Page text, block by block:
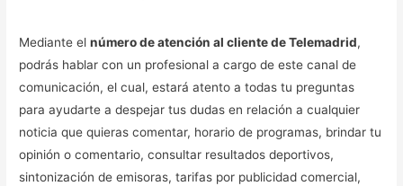
Mediante elnúmero de atención al cliente de Telemadrid,
podrás hablar con un profesional a cargo de este canal de
comunicación, el cual, estará atento a todas tu preguntas
para ayudarte a despejar tus dudas en relación a cualquier
noticia que quieras comentar, horario de programas, brindar tu
opinión o comentario, consultar resultados deportivos,
sintonización de emisoras, tarifas por publicidad comercial,